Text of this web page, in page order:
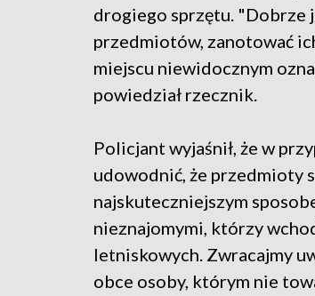
drogiego sprzętu. "Dobrze
przedmiotów, zanotować
miejscu niewidocznym
powiedział rzecznik.
Policjant wyjaśnił, że w
udowodnić, że przedmioty
najskuteczniejszym
nieznajomymi, którzy
letniskowych. Zwracajmy
obce osoby, którym nie